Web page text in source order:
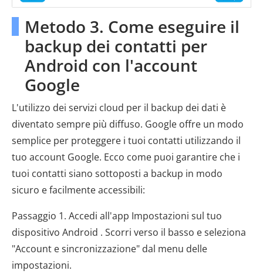
Metodo 3. Come eseguire il
backup dei contatti per
Android con l'account
Google
L'utilizzo dei servizi cloud per il backup dei dati è
diventato sempre più diffuso. Google offre un modo
semplice per proteggere i tuoi contatti utilizzando il
tuo account Google. Ecco come puoi garantire che i
tuoi contatti siano sottoposti a backup in modo
sicuro e facilmente accessibili:
Passaggio 1. Accedi all'app Impostazioni sul tuo
dispositivo Android . Scorri verso il basso e seleziona
"Account e sincronizzazione" dal menu delle
impostazioni.